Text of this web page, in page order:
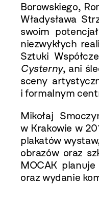
Borowskiego,
Władysława
swoim
niezwykłych
Sztuki
Cysterny, ani
sceny
i formalnym
Mikołaj
w Krakowie w
plakatów
obrazów oraz
MOCAK
oraz wydanie